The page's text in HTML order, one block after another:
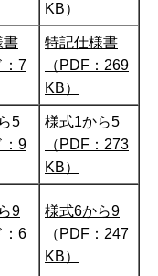
KB）
書
：7
特記仕様書
（PDF：269
KB）
5
：9
様式1から5
（PDF：273
KB）
9
：6
様式6から9
（PDF：247
KB）